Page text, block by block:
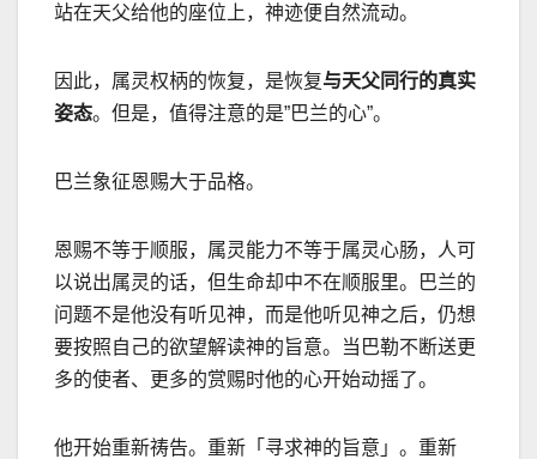
站在天父给他的座位上，神迹便自然流动。
因此，属灵权柄的恢复，是恢复与天父同行的真实
姿态。但是，值得注意的是”巴兰的心”。
巴兰象征恩赐大于品格。
恩赐不等于顺服，属灵能力不等于属灵心肠，人可
以说出属灵的话，但生命却中不在顺服里。巴兰的
问题不是他没有听见神，而是他听见神之后，仍想
要按照自己的欲望解读神的旨意。当巴勒不断送更
多的使者、更多的赏赐时他的心开始动摇了。
他开始重新祷告。重新「寻求神的旨意」。重新